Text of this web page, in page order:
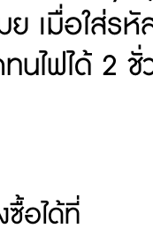
เมื่อใส่ร
นไฟได้ 2
อได้ที่